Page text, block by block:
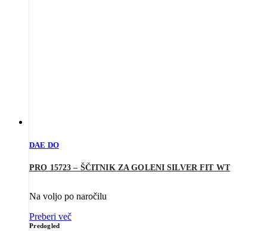
DAE DO
PRO 15723 – ŠČITNIK ZA GOLENI SILVER FIT WT
Na voljo po naročilu
Preberi več
Predogled